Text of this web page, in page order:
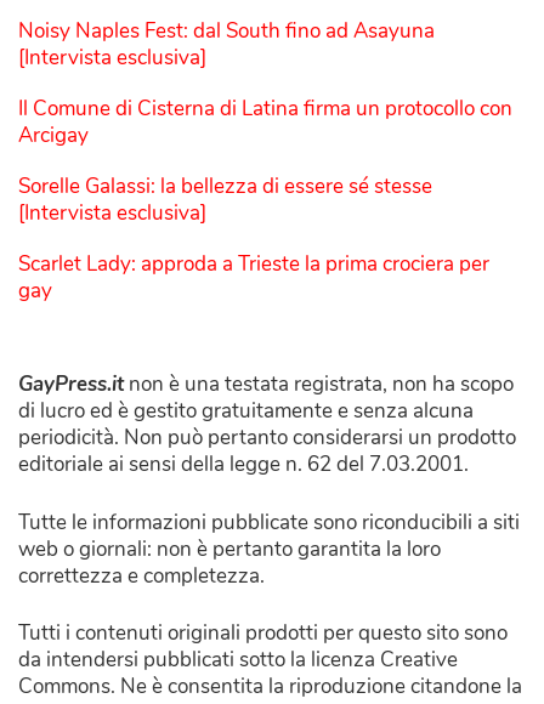
Noisy Naples Fest: dal South fino ad Asayuna
[Intervista esclusiva]
Il Comune di Cisterna di Latina firma un protocollo con
Arcigay
Sorelle Galassi: la bellezza di essere sé stesse
[Intervista esclusiva]
Scarlet Lady: approda a Trieste la prima crociera per
gay
GayPress.itnon è una testata registrata, non ha scopo
di lucro ed è gestito gratuitamente e senza alcuna
periodicità. Non può pertanto considerarsi un prodotto
editoriale ai sensi della legge n. 62 del 7.03.2001.
Tutte le informazioni pubblicate sono riconducibili a siti
web o giornali: non è pertanto garantita la loro
correttezza e completezza.
Tutti i contenuti originali prodotti per questo sito sono
da intendersi pubblicati sotto la licenza Creative
Commons. Ne è consentita la riproduzione citandone la